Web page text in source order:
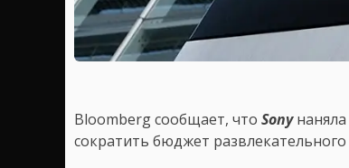
Bloomberg сообщает, что Sonyнаняла
сократить бюджет